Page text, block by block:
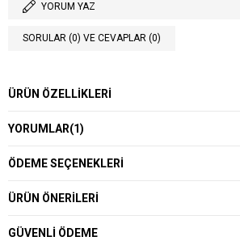
YORUM YAZ
SORULAR (0) VE CEVAPLAR (0)
ÜRÜN ÖZELLIKLERI
YORUMLAR(1)
ÖDEME SEÇENEKLERI
ÜRÜN ÖNERILERI
GÜVENLI ÖDEME